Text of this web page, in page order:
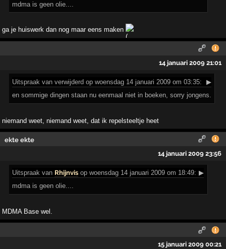
mdma is geen olie....
ga je huiswerk dan nog maar eens maken
14 januari 2009 21:01
Uitspraak van verwijderd op woensdag 14 januari 2009 om 03:35:
▶
en sommige dingen staan nu eenmaal niet in boeken, sorry jongens.
niemand weet, niemand weet, dat ik repelsteeltje heet
ekte ekte
14 januari 2009 23:56
Uitspraak van Rhijnvis op woensdag 14 januari 2009 om 18:49: ▶
mdma is geen olie....
MDMA Base wel.
15 januari 2009 00:21